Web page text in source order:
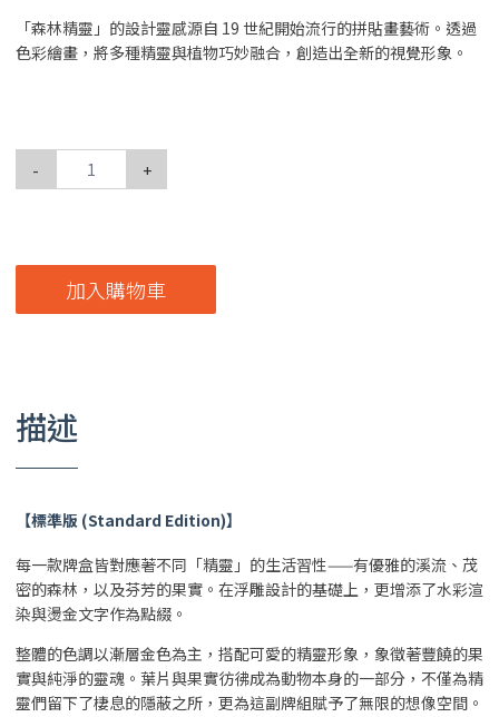
「森林精靈」的設計靈感源自 19 世紀開始流行的拼貼畫藝術。透過
色彩繪畫，將多種精靈與植物巧妙融合，創造出全新的視覺形象。
- +
加入購物車
描述
【標準版 (Standard Edition)】
每一款牌盒皆對應著不同「精靈」的生活習性——有優雅的溪流、茂
密的森林，以及芬芳的果實。在浮雕設計的基礎上，更增添了水彩渲
染與燙金文字作為點綴。
整體的色調以漸層金色為主，搭配可愛的精靈形象，象徵著豐饒的果
實與純淨的靈魂。葉片與果實彷彿成為動物本身的一部分，不僅為精
靈們留下了棲息的隱蔽之所，更為這副牌組賦予了無限的想像空間。